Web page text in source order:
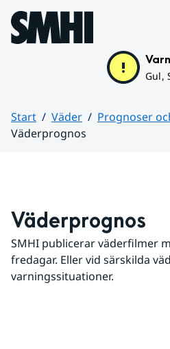
Hoppa till sidans innehåll
Gul,
Start Väder
Prognoser
Väderprognos
Väderprognos
SMHI publicerar väderfilmer
fredagar. Eller vid särskilda
varningssituationer.